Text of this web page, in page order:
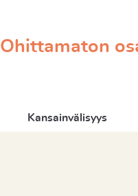
Ohittamaton
Kansainvälisyys